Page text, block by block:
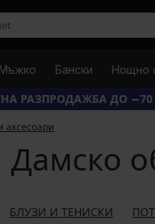
Мъжко Бански Нощно
РАЗПРОДАЖБА ДО −70
аксесоари
Дамско
БЛУЗИ И ТЕНИСКИ